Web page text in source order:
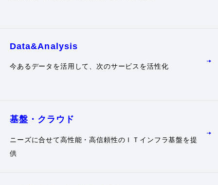
Data&Analysis
今あるデータを活用して、次のサービスを活性化
基盤・クラウド
ニーズに合せて高性能・高信頼性のＩＴインフラ基盤を提
供